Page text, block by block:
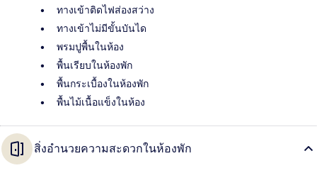
ทางเข้าติดไฟส่องสว่าง
ทางเข้าไม่มีขั้นบันได
พรมปูพื้นในห้อง
พื้นเรียบในห้องพัก
พื้นกระเบื้องในห้องพัก
พื้นไม้เนื้อแข็งในห้อง
สิ่งอำนวยความสะดวกในห้องพัก